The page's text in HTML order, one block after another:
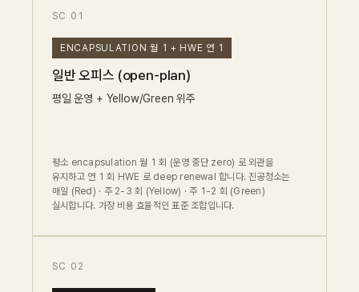
SC 01
ENCAPSULATION 월 1 + HWE 연 1
일반 오피스 (open-plan)
평일 운영 + Yellow/Green 위주
평소 encapsulation 월 1 회 (운영 중단 zero) 로 외관을
유지하고 연 1 회 HWE 로 deep renewal 합니다. 진공청소는
매일 (Red) · 주 2-3 회 (Yellow) · 주 1-2 회 (Green)
실시합니다. 가장 비용 효율적인 표준 조합입니다.
SC 02